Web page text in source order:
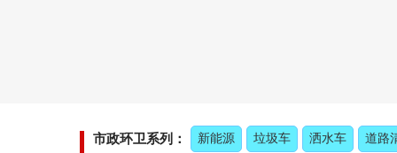
市政环卫系列： 新能源 垃圾车 洒水车 道路